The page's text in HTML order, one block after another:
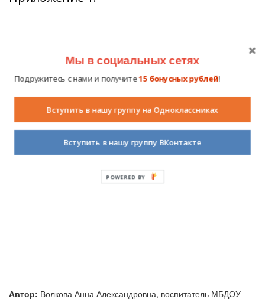
Автор: Волкова Анна Александровна, воспитатель МБДОУ
Мы в социальных сетях
Подружитесь с нами и получите15 бонусных рублей!
Вступить в нашу группу на Одноклассниках
Вступить в нашу группу ВКонтакте
POWERED